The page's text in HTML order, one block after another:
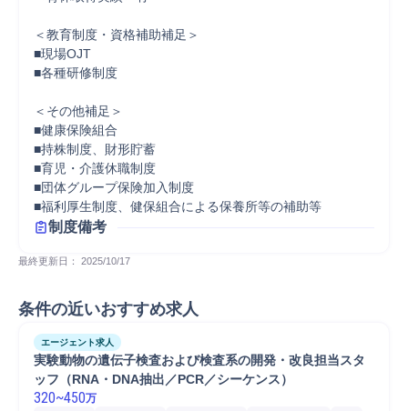
＜教育制度・資格補助補足＞
■現場OJT
■各種研修制度
＜その他補足＞
■健康保険組合
■持株制度、財形貯蓄
■育児・介護休職制度
■団体グループ保険加入制度
■福利厚生制度、健保組合による保養所等の補助等
制度備考
最終更新日： 2025/10/17
条件の近いおすすめ求人
エージェント求人
実験動物の遺伝子検査および検査系の開発・改良担当スタ
ッフ（RNA・DNA抽出／PCR／シーケンス）
320~450万